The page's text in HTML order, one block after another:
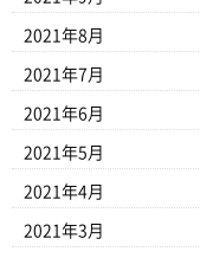
2021年8月
2021年7月
2021年6月
2021年5月
2021年4月
2021年3月